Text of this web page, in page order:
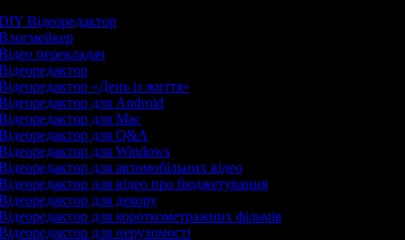
Відеоредактор
перекладач
«День із життя»
для Android
для Mac
для Q&A
для Windows
для автомобільних відео
для відео про бюджетування
для декору
для короткометражних фільмів
для нерухомості